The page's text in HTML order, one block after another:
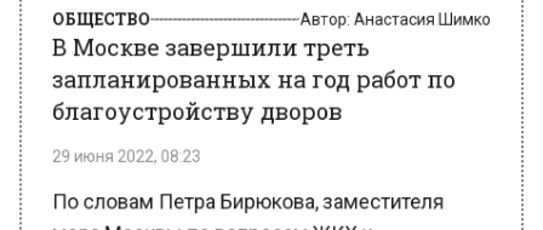
запланированных на год работ по
благоустройству дворов
29 июня 2022, 08:23
По словам Петра Бирюкова, заместителя
благоустройства, выполнена треть